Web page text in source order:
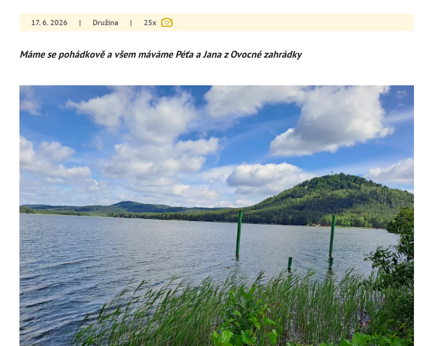
17. 6. 2026 | Družina | 25x
Máme se pohádkově a všem máváme Péťa a Jana z Ovocné zahrádky